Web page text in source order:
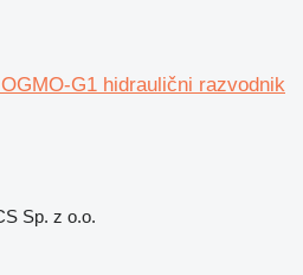
G1 hidraulični razvodnik
Sp. z o.o.